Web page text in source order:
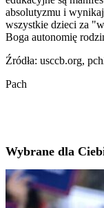
absolutyzmu i
wszystkie dzieci za
Boga autonomię
Źródła: usccb.org,
Pach
Wybrane dla